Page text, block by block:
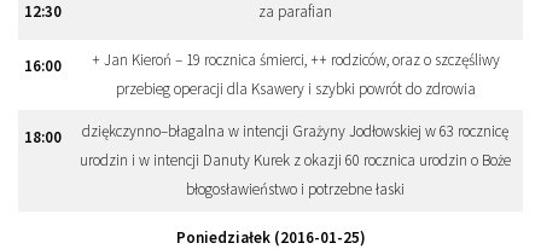
12:30 za parafian
16:00
+ Jan Kieroń – 19 rocznica śmierci, ++ rodziców, oraz o szczęśliwy
przebieg operacji dla Ksawery i szybki powrót do zdrowia
18:00
dziękczynno–błagalna w intencji Grażyny Jodłowskiej w 63 rocznicę
urodzin i w intencji Danuty Kurek z okazji 60 rocznica urodzin o Boże
błogosławieństwo i potrzebne łaski
Poniedziałek (2016-01-25)